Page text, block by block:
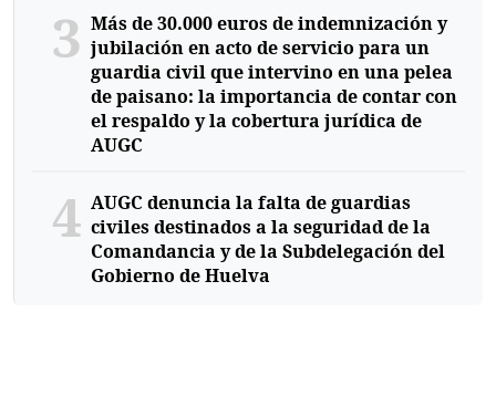
3 Más de 30.000 euros de indemnización y
jubilación en acto de servicio para un
guardia civil que intervino en una pelea
de paisano: la importancia de contar con
el respaldo y la cobertura jurídica de
AUGC
4 AUGC denuncia la falta de guardias
civiles destinados a la seguridad de la
Comandancia y de la Subdelegación del
Gobierno de Huelva